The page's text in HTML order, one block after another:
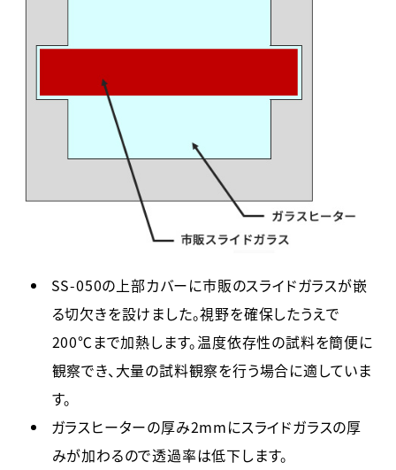
SS-050の上部カバーに市販のスライドガラスが嵌
る切欠きを設けました。視野を確保したうえで
200℃まで加熱します。温度依存性の試料を簡便に
観察でき、大量の試料観察を行う場合に適していま
す。
ガラスヒーターの厚み2mmにスライドガラスの厚
みが加わるので透過率は低下します。